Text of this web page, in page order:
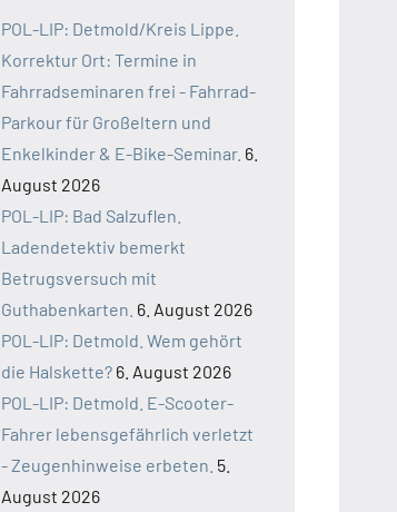
POL-LIP: Detmold/Kreis Lippe.
Korrektur Ort: Termine in
Fahrradseminaren frei - Fahrrad-
Parkour für Großeltern und
Enkelkinder & E-Bike-Seminar. 6.
August 2026
POL-LIP: Bad Salzuflen.
Ladendetektiv bemerkt
Betrugsversuch mit
Guthabenkarten. 6. August 2026
POL-LIP: Detmold. Wem gehört
die Halskette? 6. August 2026
POL-LIP: Detmold. E-Scooter-
Fahrer lebensgefährlich verletzt
- Zeugenhinweise erbeten. 5.
August 2026